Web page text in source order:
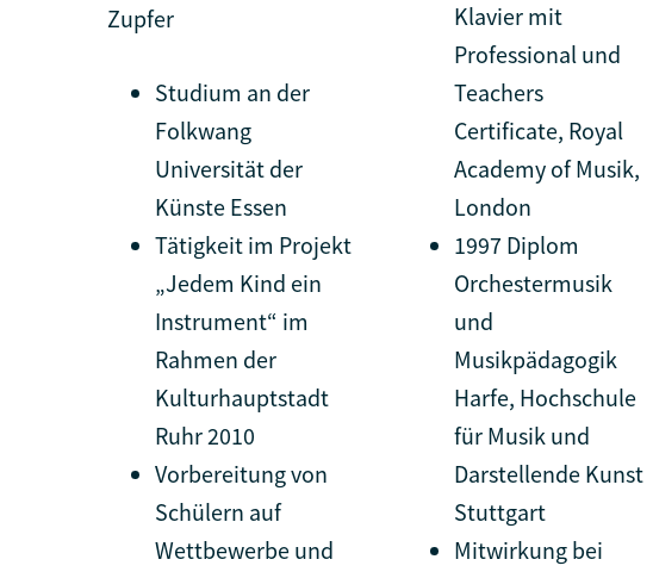
Zupfer
Studium an der
Folkwang
Universität der
Künste Essen
Tätigkeit im Projekt
„Jedem Kind ein
Instrument“ im
Rahmen der
Kulturhauptstadt
Ruhr 2010
Vorbereitung von
Schülern auf
Wettbewerbe und
Klavier mit
Professional und
Teachers
Certificate, Royal
Academy of Musik,
London
1997 Diplom
Orchestermusik
und
Musikpädagogik
Harfe, Hochschule
für Musik und
Darstellende Kunst
Stuttgart
Mitwirkung bei